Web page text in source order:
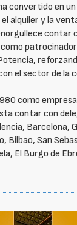
convertido en un
alquiler y la
contar
el sector de la
como
contar con
Barcelona,
Bilbao, San
El Burgo de